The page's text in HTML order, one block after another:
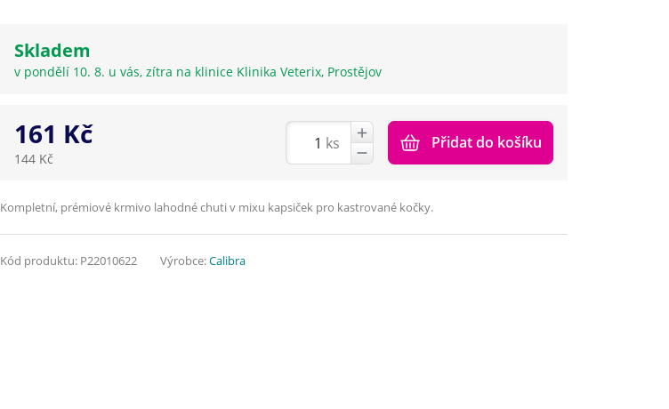
Skladem
v pondělí 10. 8. u vás, zítra na klinice Klinika Veterix, Prostějov
161 Kč
144 Kč
ks Přidat do košíku
Kompletní, prémiové krmivo lahodné chuti v mixu kapsiček pro kastrované kočky.
Kód produktu: P22010622 Výrobce:Calibra